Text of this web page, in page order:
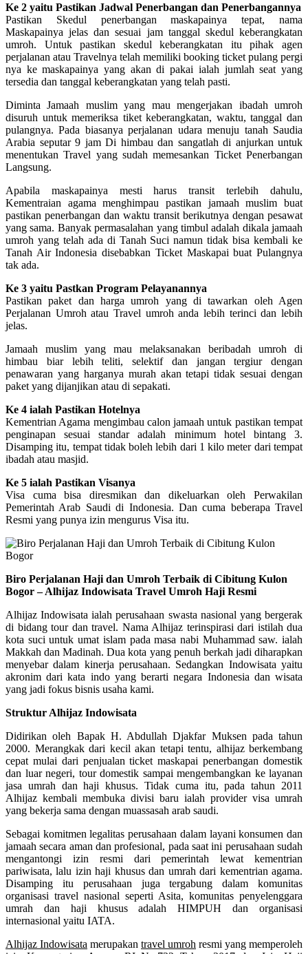
Ke 2 yaitu Pastikan Jadwal Penerbangan dan Penerbangannya
Pastikan Skedul penerbangan maskapainya tepat, nama
Maskapainya jelas dan sesuai jam tanggal skedul keberangkatan
umroh. Untuk pastikan skedul keberangkatan itu pihak agen
perjalanan atau Travelnya telah memiliki booking ticket pulang pergi
nya ke maskapainya yang akan di pakai ialah jumlah seat yang
tersedia dan tanggal keberangkatan yang telah pasti.
Diminta Jamaah muslim yang mau mengerjakan ibadah umroh
disuruh untuk memeriksa tiket keberangkatan, waktu, tanggal dan
pulangnya. Pada biasanya perjalanan udara menuju tanah Saudia
Arabia seputar 9 jam Di himbau dan sangatlah di anjurkan untuk
menentukan Travel yang sudah memesankan Ticket Penerbangan
Langsung.
Apabila maskapainya mesti harus transit terlebih dahulu,
Kementraian agama menghimpau pastikan jamaah muslim buat
pastikan penerbangan dan waktu transit berikutnya dengan pesawat
yang sama. Banyak permasalahan yang timbul adalah dikala jamaah
umroh yang telah ada di Tanah Suci namun tidak bisa kembali ke
Tanah Air Indonesia disebabkan Ticket Maskapai buat Pulangnya
tak ada.
Ke 3 yaitu Pastkan Program Pelayanannya
Pastikan paket dan harga umroh yang di tawarkan oleh Agen
Perjalanan Umroh atau Travel umroh anda lebih terinci dan lebih
jelas.
Jamaah muslim yang mau melaksanakan beribadah umroh di
himbau biar lebih teliti, selektif dan jangan tergiur dengan
penawaran yang harganya murah akan tetapi tidak sesuai dengan
paket yang dijanjikan atau di sepakati.
Ke 4 ialah Pastikan Hotelnya
Kementrian Agama mengimbau calon jamaah untuk pastikan tempat
penginapan sesuai standar adalah minimum hotel bintang 3.
Disamping itu, tempat tidak boleh lebih dari 1 kilo meter dari tempat
ibadah atau masjid.
Ke 5 ialah Pastikan Visanya
Visa cuma bisa diresmikan dan dikeluarkan oleh Perwakilan
Pemerintah Arab Saudi di Indonesia. Dan cuma beberapa Travel
Resmi yang punya izin mengurus Visa itu.
Biro Perjalanan Haji dan Umroh Terbaik di Cibitung Kulon
Bogor – Alhijaz Indowisata Travel Umroh Haji Resmi
Alhijaz Indowisata ialah perusahaan swasta nasional yang bergerak
di bidang tour dan travel. Nama Alhijaz terinspirasi dari istilah dua
kota suci untuk umat islam pada masa nabi Muhammad saw. ialah
Makkah dan Madinah. Dua kota yang penuh berkah jadi diharapkan
menyebar dalam kinerja perusahaan. Sedangkan Indowisata yaitu
akronim dari kata indo yang berarti negara Indonesia dan wisata
yang jadi fokus bisnis usaha kami.
Struktur Alhijaz Indowisata
Didirikan oleh Bapak H. Abdullah Djakfar Muksen pada tahun
2000. Merangkak dari kecil akan tetapi tentu, alhijaz berkembang
cepat mulai dari penjualan ticket maskapai penerbangan domestik
dan luar negeri, tour domestik sampai mengembangkan ke layanan
jasa umrah dan haji khusus. Tidak cuma itu, pada tahun 2011
Alhijaz kembali membuka divisi baru ialah provider visa umrah
yang bekerja sama dengan muassasah arab saudi.
Sebagai komitmen legalitas perusahaan dalam layani konsumen dan
jamaah secara aman dan profesional, pada saat ini perusahaan sudah
mengantongi izin resmi dari pemerintah lewat kementrian
pariwisata, lalu izin haji khusus dan umrah dari kementrian agama.
Disamping itu perusahaan juga tergabung dalam komunitas
organisasi travel nasional seperti Asita, komunitas penyelenggara
umrah dan haji khusus adalah HIMPUH dan organisasi
internasional yaitu IATA.
Alhijaz Indowisata merupakan travel umroh resmi yang memperoleh